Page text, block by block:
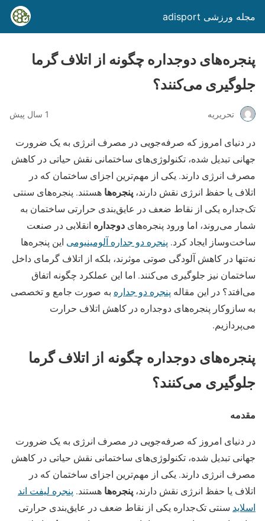
مجله ورزشی adisport
پنجره‌های دوجداره چگونه از اتلاف گرما
جلوگیری می‌کنند؟
تحریریه 1 سال پیش
در دنیای امروز که صرفه‌جویی در مصرف انرژی به یک ضرورت
جهانی تبدیل شده، تکنولوژی‌های ساختمانی نقش حیاتی در کاهش
مصرف انرژی دارند. یکی از مهم‌ترین اجزای ساختمان که در
اتلاف یا حفظ انرژی نقش دارند، پنجره‌ها هستند. پنجره‌های سنتی
تک‌جداره یکی از نقاط ضعف در عایق‌بندی حرارتی ساختمان به
شمار می‌روند، اما ورود پنجره‌های دوجداره انقلابی در صنعت
ساخت‌وساز ایجاد کرد. پنجره دو جداره آلومینیومی این پنجره‌ها
نه‌تنها در کاهش آلودگی صوتی موثرند، بلکه از اتلاف گرمای داخل
ساختمان نیز جلوگیری می‌کنند. اما این عملکرد چگونه اتفاق
می‌افتد؟ در این مقاله پنجره دو جداره به صورت جامع و تخصصی
به سازوکار پنجره‌های دوجداره در کاهش اتلاف حرارت
می‌پردازیم.
پنجره‌های دوجداره چگونه از اتلاف گرما
جلوگیری می‌کنند؟
مقدمه
در دنیای امروز که صرفه‌جویی در مصرف انرژی به یک ضرورت
جهانی تبدیل شده، تکنولوژی‌های ساختمانی نقش حیاتی در کاهش
مصرف انرژی دارند. یکی از مهم‌ترین اجزای ساختمان که در
اتلاف یا حفظ انرژی نقش دارند، پنجره‌ها هستند. پنجره‌ لیفت اند
اسلاید سنتی تک‌جداره یکی از نقاط ضعف در عایق‌بندی حرارتی